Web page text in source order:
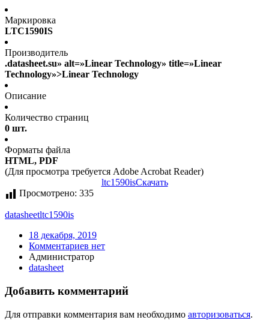
Маркировка
LTC1590IS
Производитель
.datasheet.su» alt=»Linear Technology» title=»Linear
Technology»>Linear Technology
Описание
Количество страниц
0 шт.
Форматы файла
HTML, PDF
(Для просмотра требуется Adobe Acrobat Reader)
ltc1590isСкачать
Просмотрено: 335
datasheetltc1590is
18 декабря, 2019
Комментариев нет
Администратор
datasheet
Добавить комментарий
Для отправки комментария вам необходимо авторизоваться.